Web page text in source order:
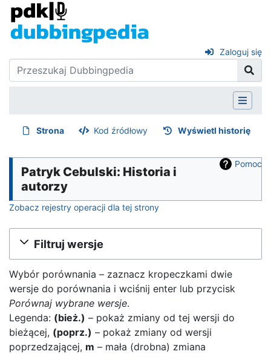
Zaloguj się
Strona Kod źródłowy Wyświetl historię
Pomoc
Patryk Cebulski: Historia i
autorzy
Zobacz rejestry operacji dla tej strony
Filtruj wersje
Wybór porównania – zaznacz kropeczkami dwie
wersje do porównania i wciśnij enter lub przycisk
Porównaj wybrane wersje.
Legenda: (bież.) – pokaż zmiany od tej wersji do
bieżącej, (poprz.) – pokaż zmiany od wersji
poprzedzającej, m – mała (drobna) zmiana